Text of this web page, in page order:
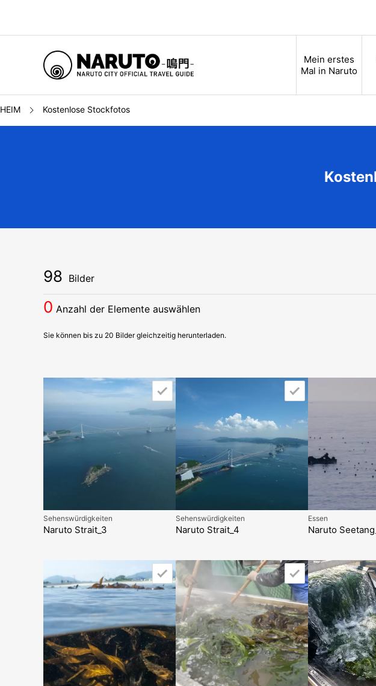
Mein erstes
Mal in Naruto
HEIM Kostenlose Stockfotos
98 Bilder
0 Anzahl der Elemente auswählen
Sie können bis zu 20 Bilder gleichzeitig herunterladen.
Sehenswürdigkeiten
Naruto Strait_3
Sehenswürdigkeiten
Naruto Strait_4
Essen
Naruto